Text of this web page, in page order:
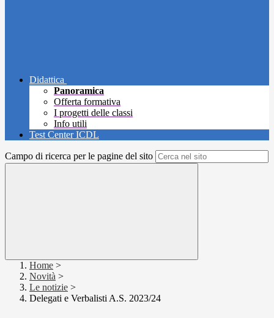
Didattica
Panoramica
Offerta formativa
I progetti delle classi
Info utili
Test Center ICDL
Campo di ricerca per le pagine del sito
Home >
Novità >
Le notizie >
Delegati e Verbalisti A.S. 2023/24